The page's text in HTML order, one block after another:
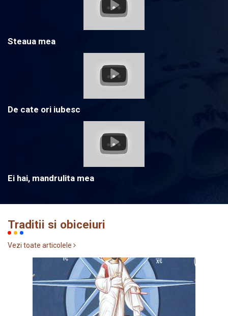
Steaua mea
De cate ori iubesc
Ei hai, mandrulita mea
Traditii si obiceiuri
Vezi toate articolele